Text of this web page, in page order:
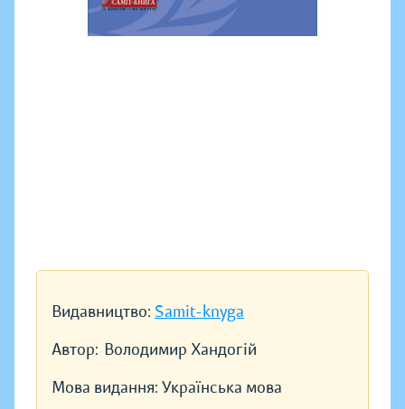
Видавництво: Samit-knyga
Автор: Володимир Хандогій
Мова видання: Українська мова